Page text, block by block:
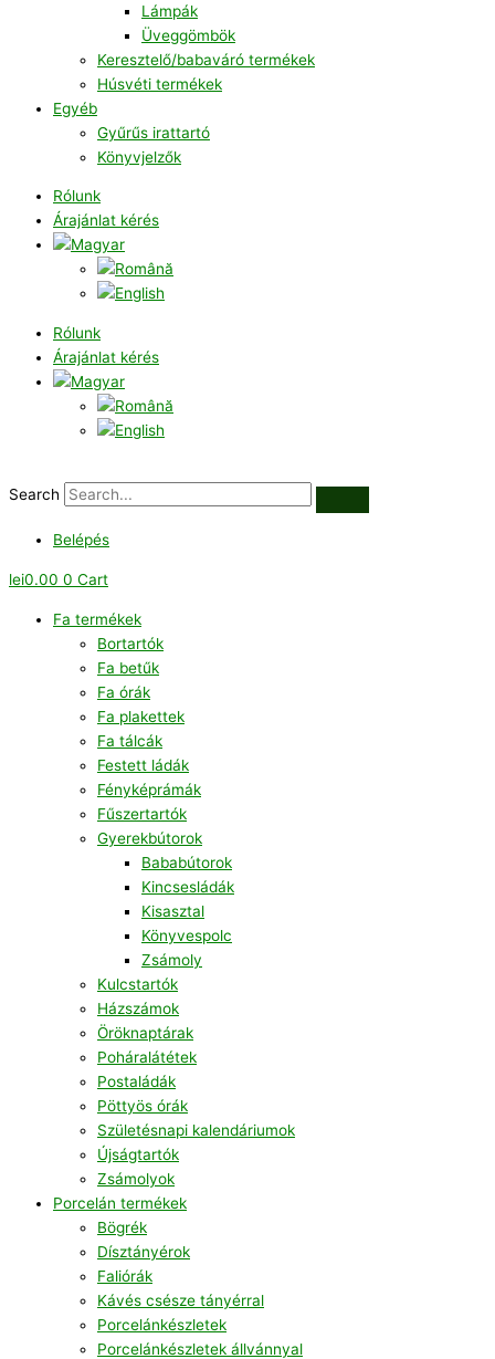
Lámpák
Üveggömbök
Keresztelő/babaváró termékek
Húsvéti termékek
Egyéb
Gyűrűs irattartó
Könyvjelzők
Rólunk
Árajánlat kérés
Rólunk
Árajánlat kérés
Search
Belépés
lei0.00 0 Cart
Fa termékek
Bortartók
Fa betűk
Fa órák
Fa plakettek
Fa tálcák
Festett ládák
Fényképrámák
Fűszertartók
Gyerekbútorok
Bababútorok
Kincsesládák
Kisasztal
Könyvespolc
Zsámoly
Kulcstartók
Házszámok
Öröknaptárak
Poháralátétek
Postaládák
Pöttyös órák
Születésnapi kalendáriumok
Újságtartók
Zsámolyok
Porcelán termékek
Bögrék
Dísztányérok
Faliórák
Kávés csésze tányérral
Porcelánkészletek
Porcelánkészletek állvánnyal